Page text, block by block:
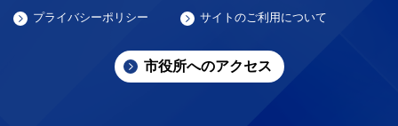
プライバシーポリシー サイトのご利用について
市役所へのアクセス